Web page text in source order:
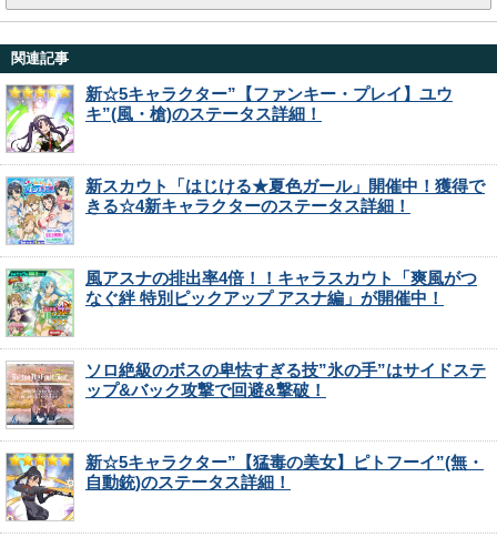
関連記事
新☆5キャラクター”【ファンキー・プレイ】ユウ
キ”(風・槍)のステータス詳細！
新スカウト「はじける★夏色ガール」開催中！獲得で
きる☆4新キャラクターのステータス詳細！
風アスナの排出率4倍！！キャラスカウト「爽風がつ
なぐ絆 特別ピックアップ アスナ編」が開催中！
ソロ絶級のボスの卑怯すぎる技”氷の手”はサイドステ
ップ&バック攻撃で回避&撃破！
新☆5キャラクター”【猛毒の美女】ピトフーイ”(無・
自動銃)のステータス詳細！